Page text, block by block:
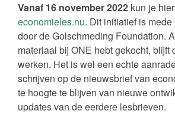
Vanaf 16 november 2022 kun je
economieles.nu. Dit initiatief is
door de Golschmeding Foundation.
materiaal bij ONE hebt gekocht, blijft
werken. Het is wel een echte
schrijven op de nieuwsbrief van
te hoogte te blijven van nieuwe
updates van de eerdere lesbrieven.